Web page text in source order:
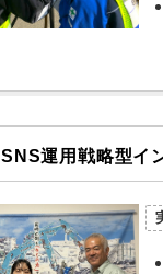
SNS運用戦略型イ